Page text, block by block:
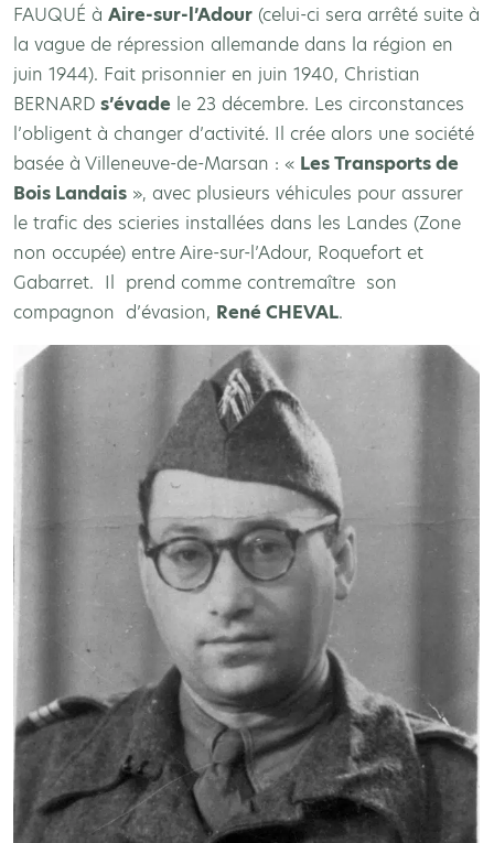
FAUQUÉ à Aire-sur-l’Adour (celui-ci sera arrêté suite à
la vague de répression allemande dans la région en
juin 1944). Fait prisonnier en juin 1940, Christian
BERNARD s’évade le 23 décembre. Les circonstances
l’obligent à changer d’activité. Il crée alors une société
basée à Villeneuve-de-Marsan : « Les Transports de
Bois Landais », avec plusieurs véhicules pour assurer
le trafic des scieries installées dans les Landes (Zone
non occupée) entre Aire-sur-l’Adour, Roquefort et
Gabarret. Il prend comme contremaître son
compagnon d’évasion, René CHEVAL.